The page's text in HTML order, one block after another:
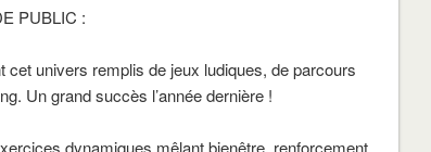
PUBLIC :
univers remplis de jeux ludiques, de parcours
Un grand succès l’année dernière !